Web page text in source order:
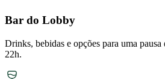
Bar do Lobby
Drinks, bebidas e opções para uma
22h.